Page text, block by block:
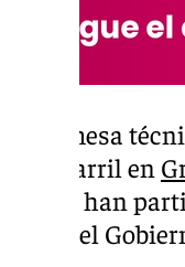
Esta mesa
ferrocarril en
jueves han
desde el